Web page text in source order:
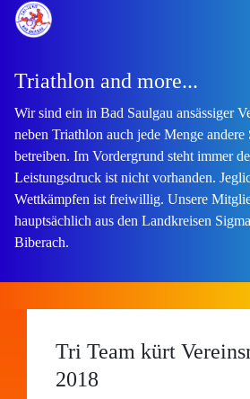
Triathlon and more...
Wir sind ein in Bad Saulgau ansässiger
neben Triathlon auch jede Menge andere
betreiben. Im Vordergrund steht immer
Leistungsdruck ist nicht vorhanden.
Wettkämpfen ist freiwillig. Unsere
hauptsächlich aus den Landkreisen
Biberach.
Tri Team kürt
2018